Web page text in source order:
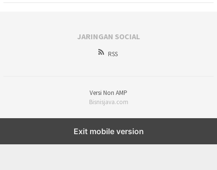
JARINGAN SOCIAL
RSS
Versi Non AMP
Bisnisjava.com
Exit mobile version